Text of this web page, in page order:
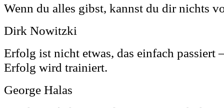
Wenn du alles gibst, kannst du dir nichts
Dirk Nowitzki
Erfolg ist nicht etwas, das einfach passiert
Erfolg wird trainiert.
George Halas